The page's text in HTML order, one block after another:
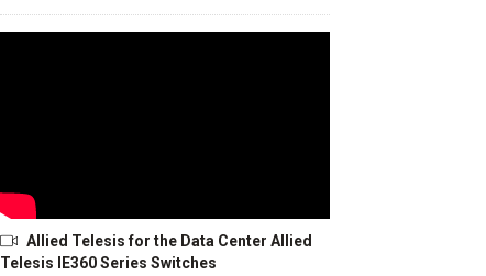
Allied Telesis for the Data Center Allied
Telesis IE360 Series Switches